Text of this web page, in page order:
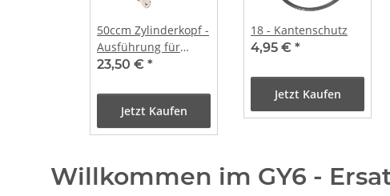
50ccm Zylinderkopf -
Ausführung für
längere Ventile ohne
23,50 € *
Jetzt Kaufen
18 - Kantenschutz
4,95 € *
Jetzt Kaufen
Willkommen im GY6 -